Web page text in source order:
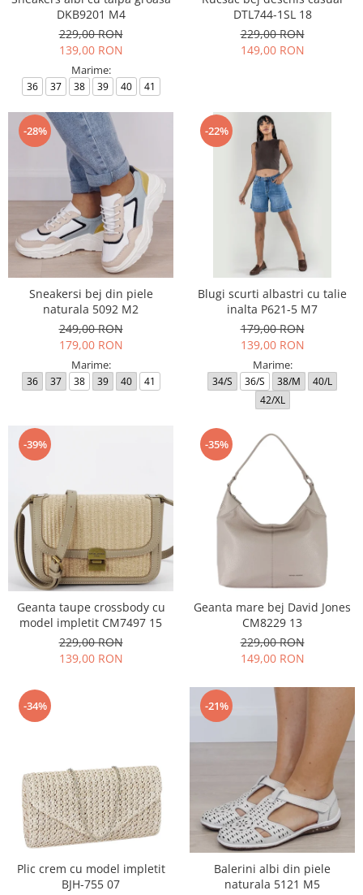
DKB9201 M4
229,00 RON
139,00 RON
Marime:
36 37 38 39 40 41
DTL744-1SL 18
229,00 RON
149,00 RON
-28%
Sneakersi bej din piele
naturala 5092 M2
249,00 RON
179,00 RON
Marime:
36 37 38 39 40 41
-22%
Blugi scurti albastri cu talie
inalta P621-5 M7
179,00 RON
139,00 RON
Marime:
34/S 36/S 38/M
40/L
42/XL
-39%
Geanta taupe crossbody cu
model impletit CM7497 15
229,00 RON
139,00 RON
-35%
Geanta mare bej David Jones
CM8229 13
229,00 RON
149,00 RON
-34%
Plic crem cu model impletit
BJH-755 07
-21%
Balerini albi din piele
naturala 5121 M5